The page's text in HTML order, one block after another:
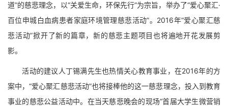
道”的慈悲理念，以“关爱生命，环保先行”为宗旨，举办了“爱心聚汇·
百位申城白血病患者家庭环境管理慈悲活动”。2016年“爱心聚汇慈
悲活动”掀开了新的篇章，新的慈悲主题项目也将遍地开花发展剪
影。
活动的建议人丁锡满先生也热情关心教育事业，在2016年的方
案中，“爱心聚汇慈悲活动”也将接棒他的这一慈悲理念，投入到教育
事业的慈悲公益活动中。在当天慈悲晚会的现场“首届大学生微营销